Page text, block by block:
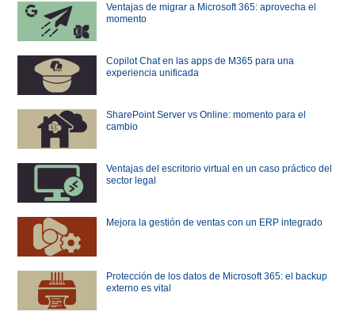
Ventajas de migrar a Microsoft 365: aprovecha el
momento
Copilot Chat en las apps de M365 para una
experiencia unificada
SharePoint Server vs Online: momento para el
cambio
Ventajas del escritorio virtual en un caso práctico del
sector legal
Mejora la gestión de ventas con un ERP integrado
Protección de los datos de Microsoft 365: el backup
externo es vital